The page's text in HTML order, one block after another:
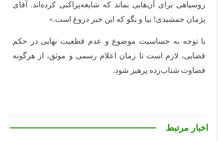
روسیاهی برای آن‌هایی بماند که شایعه‌پراکنی کرده‌اند. آقای
پژمان جمشیدی! بیا و بگو که این خبر دروغ است.»
با توجه به حساسیت موضوع و عدم قطعیت نهایی در حکم
قضایی، لازم است تا زمان اعلام رسمی و موثق، از هرگونه
قضاوت شتاب‌زده پرهیز شود.
اخبار مرتبط